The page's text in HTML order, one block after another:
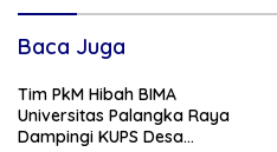
Baca Juga
Tim PkM Hibah BIMA
Universitas Palangka Raya
Dampingi KUPS Desa